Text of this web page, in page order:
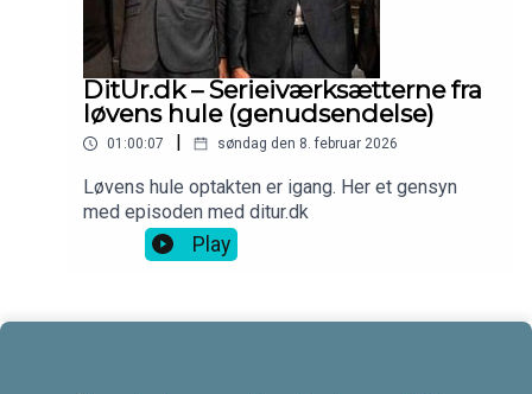
DitUr.dk – Serieiværksætterne fra
løvens hule (genudsendelse)
01:00:07 søndag den 8. februar 2026
Løvens hule optakten er igang. Her et gensyn
med episoden med ditur.dk
Play